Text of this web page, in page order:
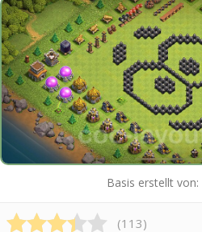
Basis erstellt von:
(113)